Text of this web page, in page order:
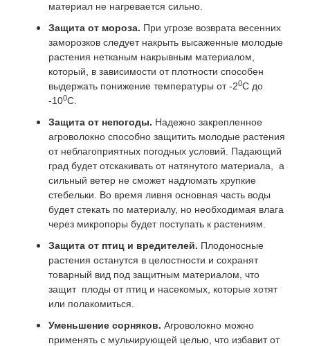
материал не нагревается сильно.
Защита от мороза. При угрозе возврата весенних
заморозков следует накрыть высаженные молодые
растения нетканым накрывным материалом,
который, в зависимости от плотности способен
выдержать понижение температуры от -20С до
-100С.
Защита от непогоды. Надежно закрепленное
агроволокно способно защитить молодые растения
от неблагоприятных погодных условий. Падающий
град будет отскакивать от натянутого материала, а
сильный ветер не сможет надломать хрупкие
стебельки. Во время ливня основная часть воды
будет стекать по материалу, но необходимая влага
через микропоры будет поступать к растениям.
Защита от птиц и вредителей. Плодоносные
растения останутся в целостности и сохранят
товарный вид под защитным материалом, что
защит плоды от птиц и насекомых, которые хотят
или полакомиться.
Уменьшение сорняков. Агроволокно можно
применять с мульчирующей целью, что избавит от